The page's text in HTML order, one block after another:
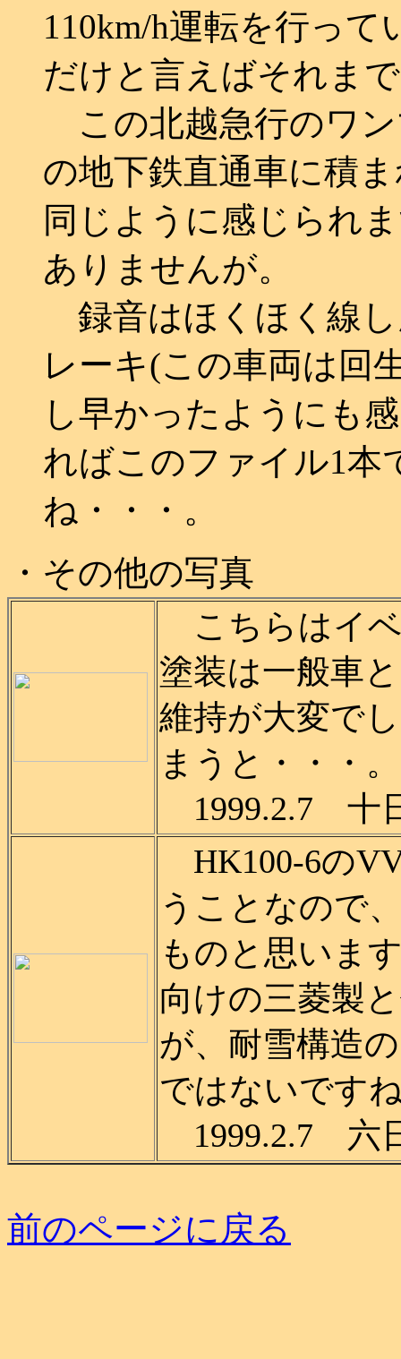
110km/h運転を行っ
だけと言えばそれま
この北越急行のワン
の地下鉄直通車に積
同じように感じられ
ありませんが。
録音はほくほく線
レーキ(この車両は回
し早かったようにも
ればこのファイル1本
ね・・・。
・その他の写真
こちらはイベ
塗装は一般車
維持が大変で
まうと・・・。
1999.2.7 十
HK100-6の
うことなので
ものと思いま
向けの三菱製
が、耐雪構造
ではないです
1999.2.7 六
前のページに戻る